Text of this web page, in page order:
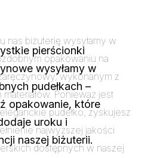
pierścionki
wysyłamy w
pudełkach –
opakowanie, które
uroku i
naszej biżuterii.
nas biżuterię wysyłamy w
opakowaniu na
wykonanym z
Ponieważ jest
pudełko, zyskujesz
najwyższej jakości
dostępnych w naszej